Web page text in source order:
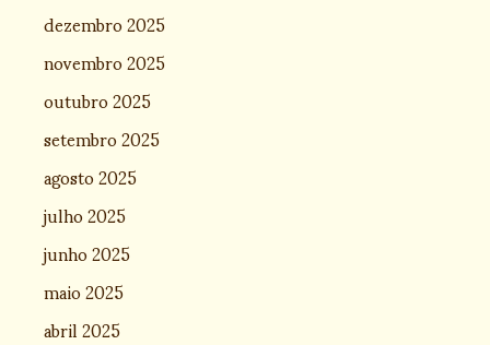
dezembro 2025
novembro 2025
outubro 2025
setembro 2025
agosto 2025
julho 2025
junho 2025
maio 2025
abril 2025